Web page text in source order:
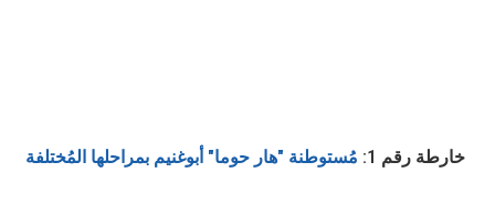
خارطة رقم 1: مُستوطنة "هار حوما" أبوغنيم بمراحلها المُختلفة